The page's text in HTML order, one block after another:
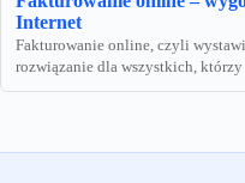
Internet
Fakturowanie online, czyli
rozwiązanie dla wszystkich,